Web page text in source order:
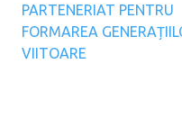
PARTENERIAT PENTRU
FORMAREA
VIITOARE